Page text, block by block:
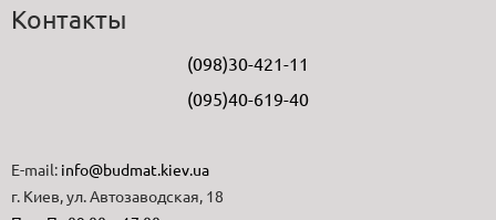
Контакты
(098)30-421-11
(095)40-619-40
E-mail: info@budmat.kiev.ua
г. Киев, ул. Автозаводская, 18